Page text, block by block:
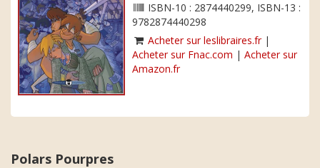
ISBN-10 : 2874440299, ISBN-13 :
9782874440298
Acheter sur leslibraires.fr|
Acheter sur Fnac.com | Acheter sur
Amazon.fr
Polars Pourpres